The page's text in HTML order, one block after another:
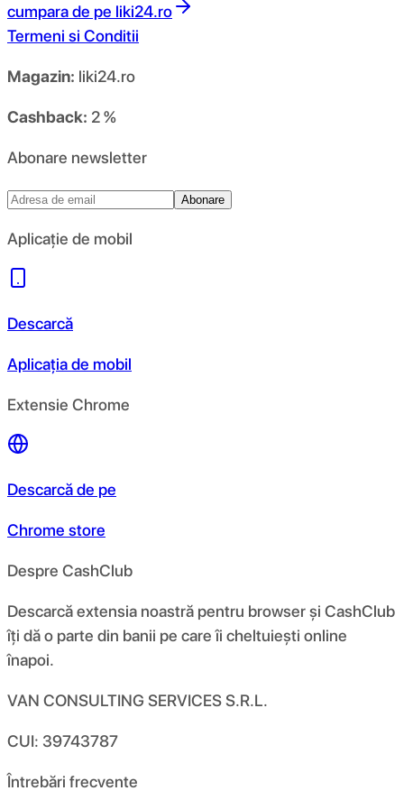
cumpara de pe liki24.ro
Termeni si Conditii
Magazin: liki24.ro
Cashback: 2 %
Abonare newsletter
Abonare
Aplicație de mobil
Descarcă
Aplicația de mobil
Extensie Chrome
Descarcă de pe
Chrome store
Despre CashClub
Descarcă extensia noastră pentru browser și CashClub
îți dă o parte din banii pe care îi cheltuiești online
înapoi.
VAN CONSULTING SERVICES S.R.L.
CUI: 39743787
Întrebări frecvente